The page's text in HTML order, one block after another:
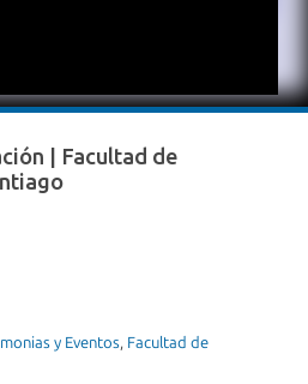
| Facultad de
y Eventos, Facultad de